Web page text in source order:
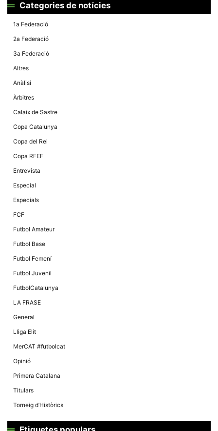
Categories de notícies
1a Federació
2a Federació
3a Federació
Altres
Anàlisi
Àrbitres
Calaix de Sastre
Copa Catalunya
Copa del Rei
Copa RFEF
Entrevista
Especial
Especials
FCF
Futbol Amateur
Futbol Base
Futbol Femení
Futbol Juvenil
FutbolCatalunya
LA FRASE
General
Lliga Elit
MerCAT #futbolcat
Opinió
Primera Catalana
Titulars
Torneig d’Històrics
nostre lloc web